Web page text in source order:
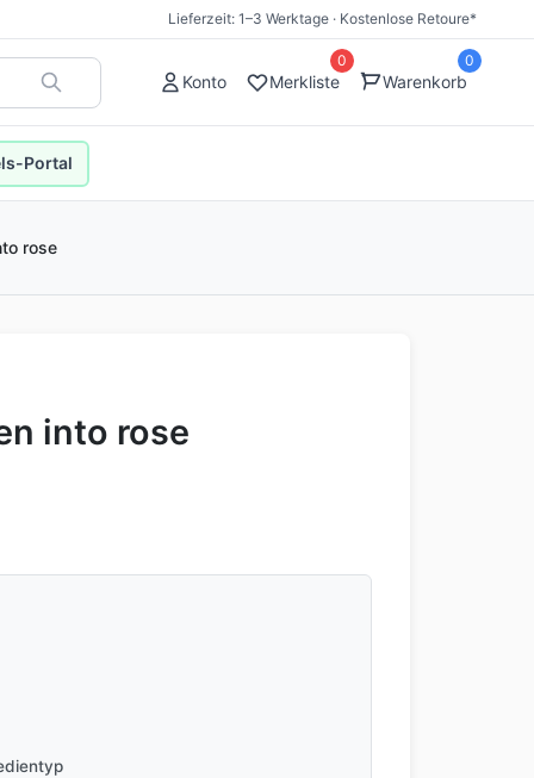
Lieferzeit: 1–3 Werktage · Kostenlose Retoure*
Konto Merkliste
0
Warenkorb
0
Portal
rose
into rose